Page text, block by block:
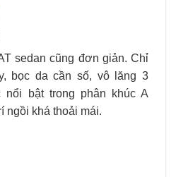
sedan cũng đơn giản. Chỉ
bọc da cần số, vô lăng 3
bật trong phân khúc A
ngồi khá thoải mái.